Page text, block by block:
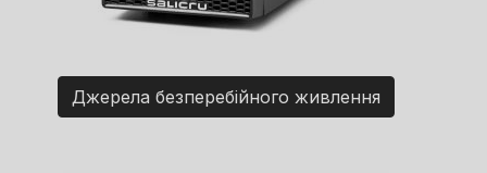
Джерела безперебійного живлення